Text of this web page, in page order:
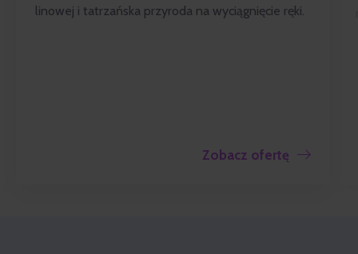
linowej i tatrzańska przyroda na wyciągnięcie ręki.
Zobacz ofertę